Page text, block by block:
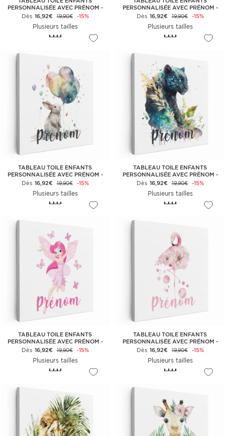
PERSONNALISÉE AVEC PRÉNOM -
ROBOTS
Dès 16,92€ 19,90€ -15%
Plusieurs tailles
PERSONNALISÉE AVEC PRÉNOM -
GIRAFE BULLE COLORÉ
Dès 16,92€ 19,90€ -15%
Plusieurs tailles
TABLEAU TOILE ENFANTS
PERSONNALISÉE AVEC PRÉNOM -
LAPIN BALLONS
Dès 16,92€ 19,90€ -15%
Plusieurs tailles
TABLEAU TOILE ENFANTS
PERSONNALISÉE AVEC PRÉNOM -
PANTHÈRE NOIRE COLORÉE
Dès 16,92€ 19,90€ -15%
Plusieurs tailles
TABLEAU TOILE ENFANTS
PERSONNALISÉE AVEC PRÉNOM -
FÉE PAPILLONS
Dès 16,92€ 19,90€ -15%
Plusieurs tailles
TABLEAU TOILE ENFANTS
PERSONNALISÉE AVEC PRÉNOM -
FLAMANT ROSE
Dès 16,92€ 19,90€ -15%
Plusieurs tailles